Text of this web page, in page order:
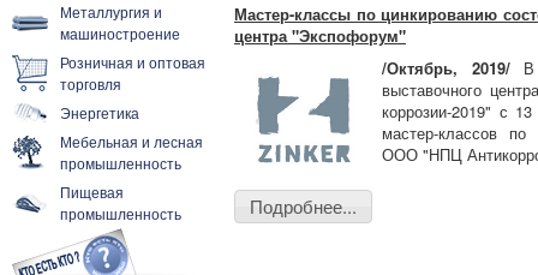
Металлургия и
машиностроение
Розничная и оптовая
торговля
Энергетика
Мебельная и лесная
промышленность
Пищевая
промышленность
Мастер-классы по цинкированию
центра "Экспофорум"
/Октябрь, 2019/В
выставочного
коррозии-2019" с
мастер-классов по
ООО "НПЦ
Подробнее...